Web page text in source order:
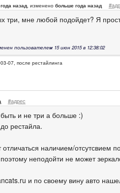
назад, изменено больше года назад
три, мне любой подойдет? Я
пользователем 15 июн 2015 в 12:38:02
07, после рестайлинга
#адрес
и не три а больше :)
рестайла.
отличаться наличием/отсутсвием
неподойти не может
и по своему вину авто